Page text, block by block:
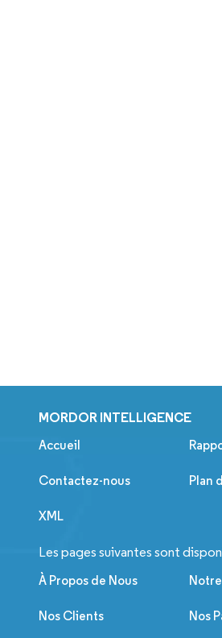
MORDOR INTELLIGENCE
Accueil
Contactez-nous Plan
XML
Les pages suivantes sont
À Propos de Nous
Nos Clients Nos